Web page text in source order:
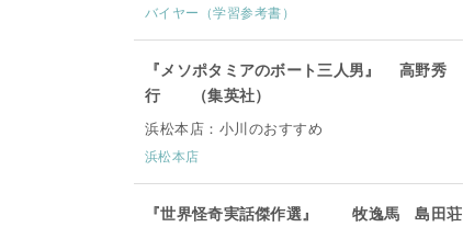
バイヤー（学習参考書）
『メソポタミアのボート三人男』 高野秀
行 （集英社）
浜松本店：小川のおすすめ
浜松本店
『世界怪奇実話傑作選』 牧逸馬 島田荘